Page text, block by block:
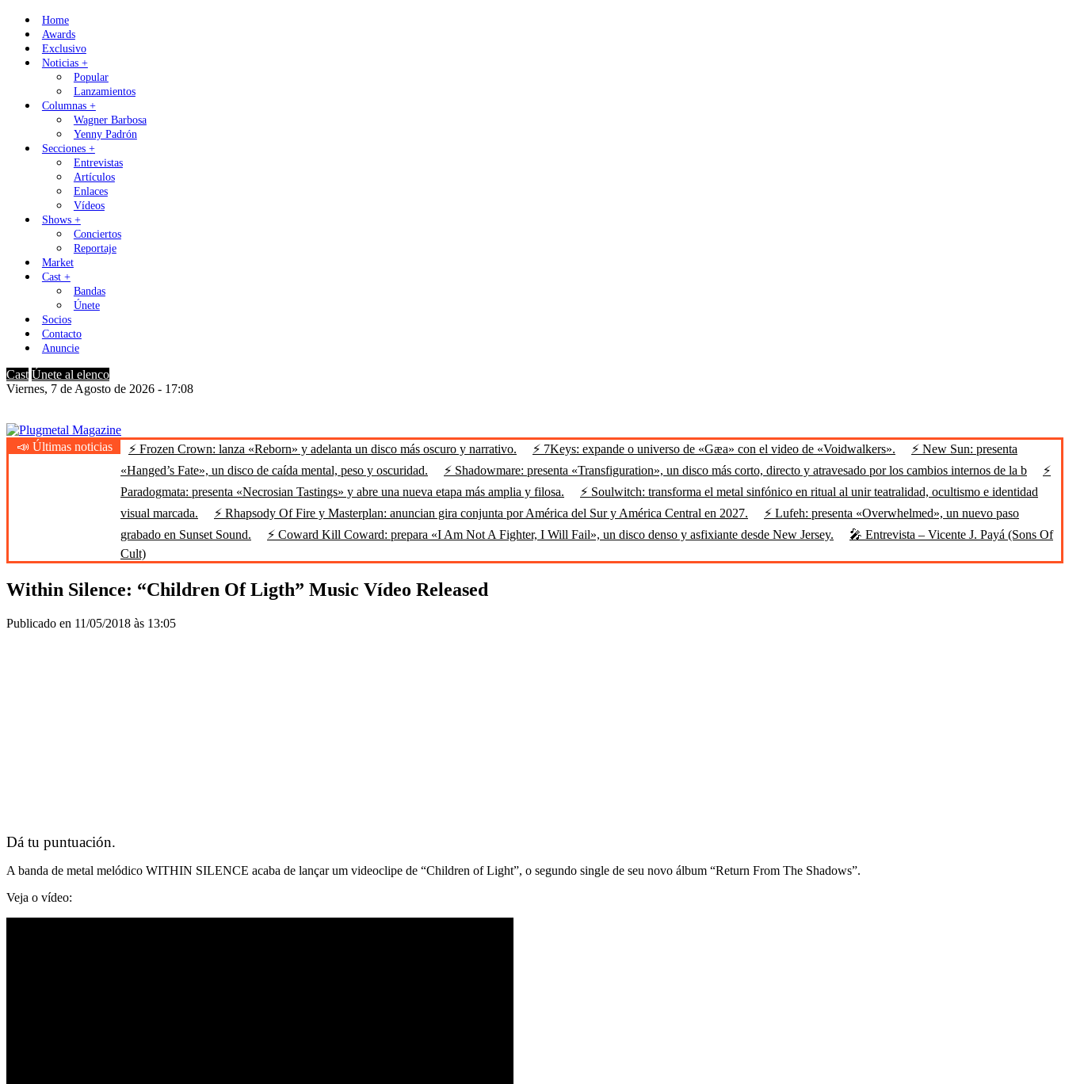
Skip
content
Home
Awards
Exclusivo
Noticias +
Popular
Lanzamientos
Columnas +
Wagner Barbosa
Yenny Padrón
Secciones +
Entrevistas
Artículos
Enlaces
Vídeos
Shows +
Conciertos
Reportaje
Market
Cast +
Bandas
Únete
Socios
Contacto
Anuncie
Cast Únete al elenco
Viernes, 7 de Agosto de 2026 - 17:08
Plugmetal Magazine
Heavy Metal is Life
📣 Últimas noticias ⚡ Frozen Crown: lanza «Reborn» y adelanta un disco más oscuro y narrativo. ⚡ 7Keys: expande o universo de «Gæa» con el video de «Voidwalkers».
⚡ New Sun: presenta
«Hanged’s Fate», un disco de caída mental, peso y oscuridad.
⚡ Shadowmare: presenta «Transfiguration», un disco más corto, directo y atravesado por los cambios internos de la b
⚡
Paradogmata: presenta «Necrosian Tastings» y abre una nueva etapa más amplia y filosa.
⚡ Soulwitch: transforma el metal sinfónico en ritual al unir teatralidad, ocultismo e identidad
visual marcada.
⚡ Rhapsody Of Fire y Masterplan: anuncian gira conjunta por América del Sur y América Central en 2027.
⚡ Lufeh: presenta «Overwhelmed», un nuevo paso
grabado en Sunset Sound.
⚡ Coward Kill Coward: prepara «I Am Not A Fighter, I Will Fail», un disco denso y asfixiante desde New Jersey.
🎤 Entrevista – Vicente J. Payá (Sons Of
Cult)
Within Silence: “Children Of Ligth” Music Vídeo Released
Publicado en 11/05/2018 às 13:05
Dá tu puntuación.
A banda de metal melódico WITHIN SILENCE acaba de lançar um videoclipe de “Children of Light”, o segundo single de seu novo álbum “Return From The Shadows”.
Veja o vídeo: